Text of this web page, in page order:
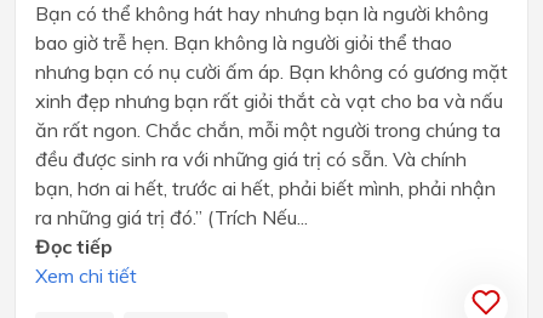
Bạn có thể không hát hay nhưng bạn là người không
bao giờ trễ hẹn. Bạn không là người giỏi thể thao
nhưng bạn có nụ cười ấm áp. Bạn không có gương mặt
xinh đẹp nhưng bạn rất giỏi thắt cà vạt cho ba và nấu
ăn rất ngon. Chắc chắn, mỗi một người trong chúng ta
đều được sinh ra với những giá trị có sẵn. Và chính
bạn, hơn ai hết, trước ai hết, phải biết mình, phải nhận
ra những giá trị đó.” (Trích Nếu...
Đọc tiếp
Xem chi tiết